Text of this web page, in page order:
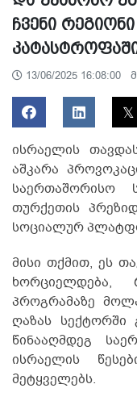
ჩვენი
13/06/2025 16:08:00
ისრაელის
აშკარა
საერთაშორისო
თურქეთის
სოციალურ
მისი თქმით, ეს
ხორციელდება,
პროგრამაზე
ღაზას სექტორში
წინააღმდეგ
ისრაელის
მეტყველებს.